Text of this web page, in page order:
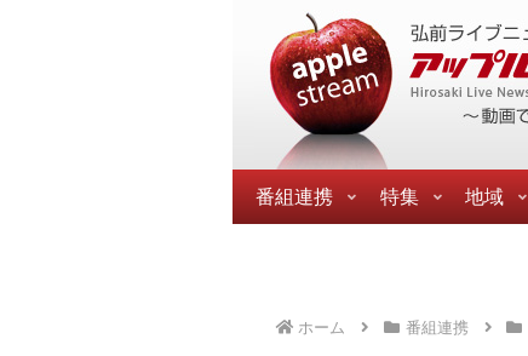
番組連携 特集 地域
ホーム 番組連携